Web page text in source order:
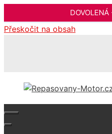
Přeskočit na obsah